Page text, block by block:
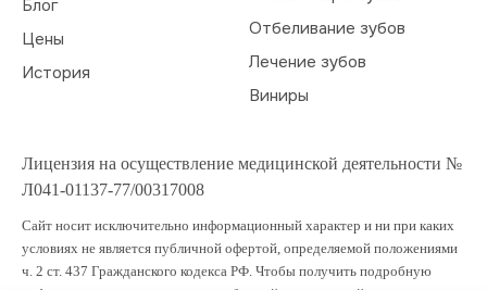
Блог
Цены
История
Отбеливание зубов
Лечение зубов
Виниры
Лицензия на осуществление медицинской деятельности №
Л041-01137-77/00317008
Сайт носит исключительно информационный характер и ни при каких
условиях не является публичной офертой, определяемой положениями
ч. 2 ст. 437 Гражданского кодекса РФ. Чтобы получить подробную